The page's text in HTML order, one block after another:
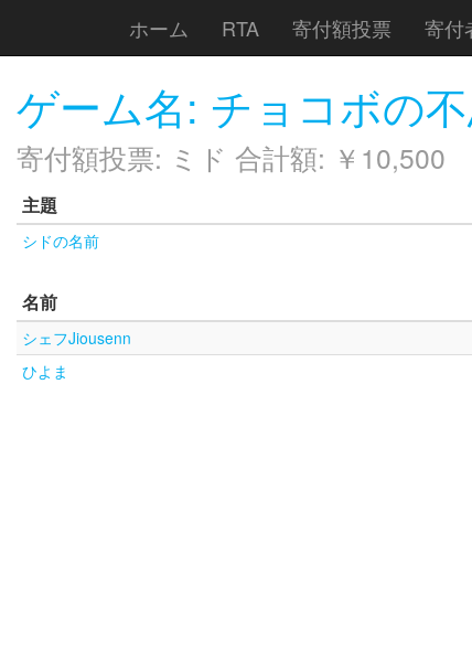
ホーム RTA 寄付額投票 寄付
ゲーム名: チョコボの
寄付額投票: ミド 合計額: ￥10,500
主題
シドの名前
名前
シェフJiousenn
ひよま